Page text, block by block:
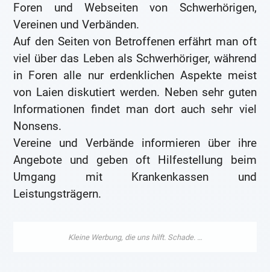
Foren und Webseiten von Schwerhörigen,
Vereinen und Verbänden.
Auf den Seiten von Betroffenen erfährt man oft
viel über das Leben als Schwerhöriger, während
in Foren alle nur erdenklichen Aspekte meist
von Laien diskutiert werden. Neben sehr guten
Informationen findet man dort auch sehr viel
Nonsens.
Vereine und Verbände informieren über ihre
Angebote und geben oft Hilfestellung beim
Umgang mit Krankenkassen und
Leistungsträgern.